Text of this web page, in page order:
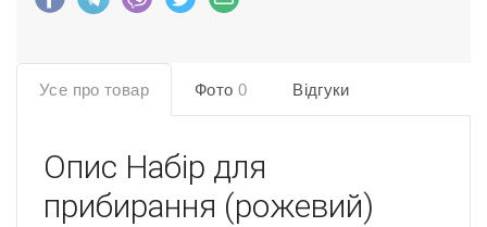
Усе про товар Фото 0 Відгуки
Опис Набір для
прибирання (рожевий)